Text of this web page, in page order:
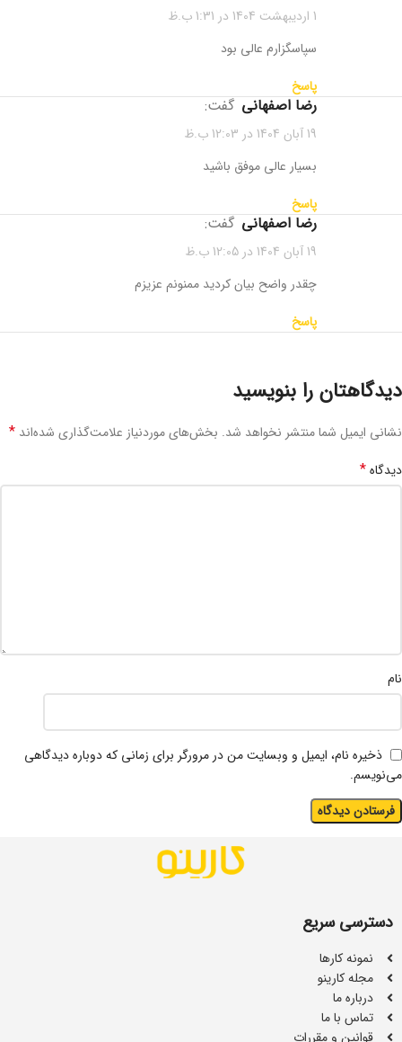
1 اردیبهشت 1404 در 1:31 ب.ظ
سپاسگزارم عالی بود
پاسخ
رضا اصفهانی گفت:
19 آبان 1404 در 12:03 ب.ظ
بسیار عالی موفق باشید
پاسخ
رضا اصفهانی گفت:
19 آبان 1404 در 12:05 ب.ظ
چقدر واضح بیان کردید ممنونم عزیزم
پاسخ
دیدگاهتان را بنویسید
نشانی ایمیل شما منتشر نخواهد شد. بخش‌های موردنیاز علامت‌گذاری شده‌اند *
دیدگاه*
نام
ذخیره نام، ایمیل و وبسایت من در مرورگر برای زمانی که دوباره دیدگاهی
می‌نویسم.
دسترسی سریع
نمونه کارها
مجله کارینو
درباره ما
تماس با ما
قوانین و مقررات